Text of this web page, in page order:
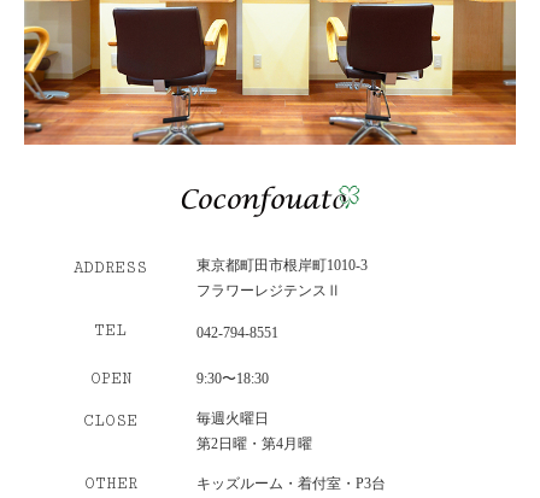
ADDRESS
東京都町田市根岸町1010-3
フラワーレジテンスⅡ
TEL 042-794-8551
OPEN 9:30〜18:30
CLOSE
毎週火曜日
第2日曜・第4月曜
OTHER キッズルーム・着付室・P3台